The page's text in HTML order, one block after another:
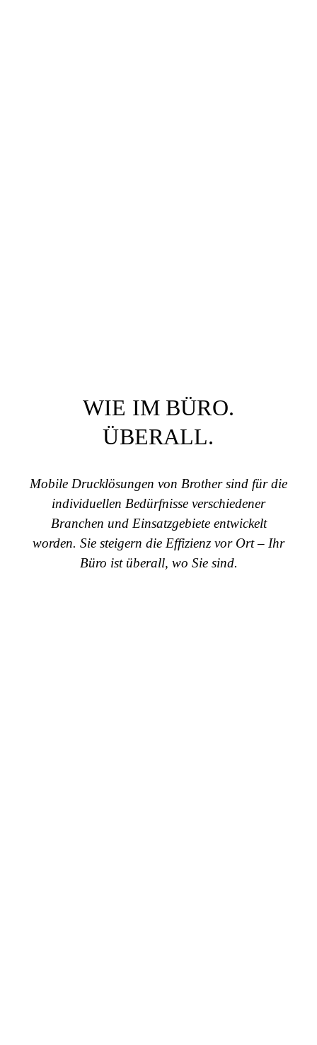
WIE IM BÜRO.
ÜBERALL.
Mobile Drucklösungen von Brother sind für die
individuellen Bedürfnisse verschiedener
Branchen und Einsatzgebiete entwickelt
worden. Sie steigern die Effizienz vor Ort – Ihr
Büro ist überall, wo Sie sind.